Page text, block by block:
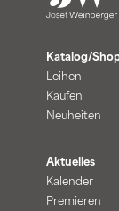
Katalog/
Leihen
Kaufen
Neuheiten
Aktuelles
Kalender
Premieren